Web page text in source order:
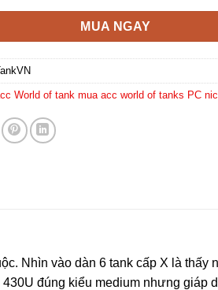
MUA NGAY
World of tank mua acc world of tanks PC
Nhìn vào dàn 6 tank cấp X là thấy
đúng kiểu medium nhưng giáp